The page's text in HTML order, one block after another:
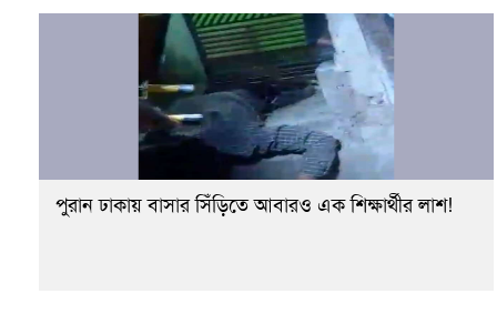
পুরান ঢাকায় বাসার সিঁড়িতে আবারও এক শিক্ষার্থীর লাশ!